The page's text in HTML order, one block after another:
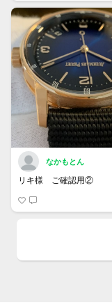
なかもとん
リキ様 ご確認用②